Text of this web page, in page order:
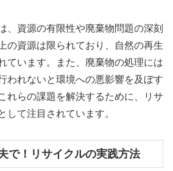
、資源の有限性や廃棄物問題の深刻
の資源は限られており、自然の再生
ています。また、廃棄物の処理には
われないと環境への悪影響を及ぼす
れらの課題を解決するために、リサ
して注目されています。
で！リサイクルの実践方法